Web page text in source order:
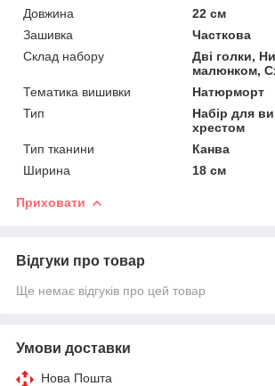
Довжина
22 см
Зашивка
Часткова
Склад набору
Дві голки,
малюнком,
Тематика вишивки
Натюрморт
Тип
Набір для
хрестом
Тип тканини
Канва
Ширина
18 см
Приховати
Відгуки про товар
Ще немає відгуків про цей товар
Умови доставки
Нова Пошта